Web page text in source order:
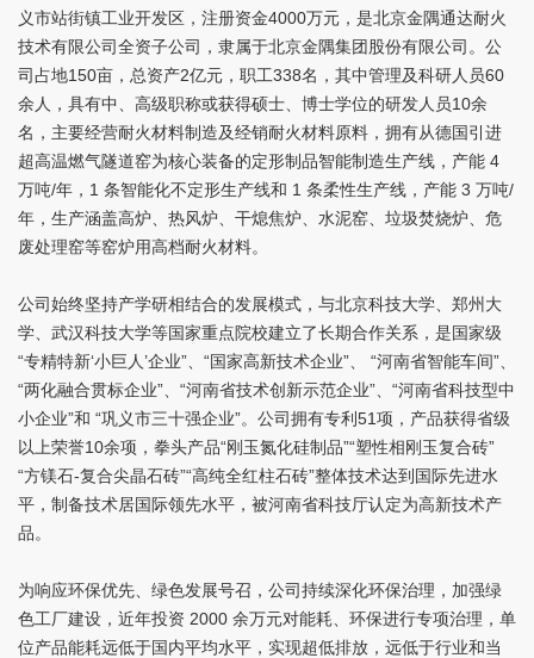
义市站街镇工业开发区，注册资金4000万元，是北京金隅通达耐火
技术有限公司全资子公司，隶属于北京金隅集团股份有限公司。公
司占地150亩，总资产2亿元，职工338名，其中管理及科研人员60
余人，具有中、高级职称或获得硕士、博士学位的研发人员10余
名，主要经营耐火材料制造及经销耐火材料原料，拥有从德国引进
超高温燃气隧道窑为核心装备的定形制品智能制造生产线，产能 4
万吨/年，1 条智能化不定形生产线和 1 条柔性生产线，产能 3 万吨/
年，生产涵盖高炉、热风炉、干熄焦炉、水泥窑、垃圾焚烧炉、危
废处理窑等窑炉用高档耐火材料。
公司始终坚持产学研相结合的发展模式，与北京科技大学、郑州大
学、武汉科技大学等国家重点院校建立了长期合作关系，是国家级
“专精特新‘小巨人’企业”、“国家高新技术企业”、 “河南省智能车间”、
“两化融合贯标企业”、“河南省技术创新示范企业”、“河南省科技型中
小企业”和 “巩义市三十强企业”。公司拥有专利51项，产品获得省级
以上荣誉10余项，拳头产品“刚玉氮化硅制品”“塑性相刚玉复合砖”
“方镁石-复合尖晶石砖”“高纯全红柱石砖”整体技术达到国际先进水
平，制备技术居国际领先水平，被河南省科技厅认定为高新技术产
品。
为响应环保优先、绿色发展号召，公司持续深化环保治理，加强绿
色工厂建设，近年投资 2000 余万元对能耗、环保进行专项治理，单
位产品能耗远低于国内平均水平，实现超低排放，远低于行业和当